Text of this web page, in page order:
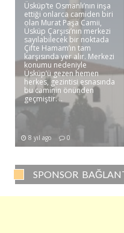
Üsküp’te Osmanlı’nın inşa
ettiği onlarca camiden biri
olan Murat Paşa Camii,
Üsküp Çarşısı’nın merkezi
sayılabilecek bir noktada
Çifte Hamam’ın tam
karşısında yer alır. Merkezi
konumu nedeniyle
Üsküp’ü gezen hemen
herkes, gezintisi esnasında
bu caminin önünden
geçmiştir. ..
8 yıl ago 0
SPONSOR